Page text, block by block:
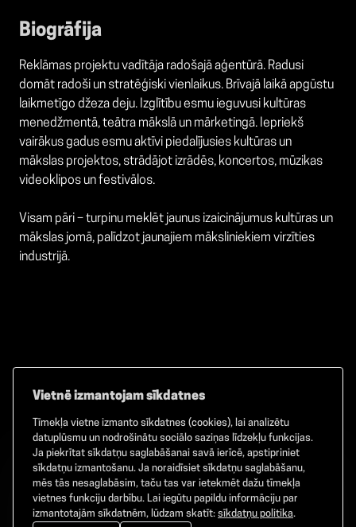
Biogrāfija
Reklāmas projektu vadītāja radošajā aģentūrā. Radusi
domāt radoši un stratēģiski vienlaikus. Brīvajā laikā apgūstu
laikmetīgo džeza deju. Izglītību esmu ieguvusi kultūras
menedžmentā, teātra mākslā un mārketingā. Iepriekš
vairākus gadus esmu aktīvi piedalījusies kultūras un
mākslas projektos, strādājot izrādēs, koncertos, mūzikas
videoklipos un festivālos.
Visam pāri – turpinu meklēt jaunus izaicinājumus kultūras un
mākslas jomā, palīdzot jaunajiem māksliniekiem virzīties
industrijā.
Facebook TikTok Instagram
©2026GAMMA. Visas tiesības aizsargātas.
Vietnē izmantojam sīkdatnes
Tīmekļa vietne izmanto sīkdatnes (cookies), lai analizētu
datuplūsmu un nodrošinātu sociālo saziņas līdzekļu funkcijas.
Ja piekrītat sīkdatņu saglabāšanai savā ierīcē, apstipriniet
sīkdatņu izmantošanu. Ja noraidīsiet sīkdatņu saglabāšanu,
mēs tās nesaglabāsim, taču tas var ietekmēt dažu tīmekļa
vietnes funkciju darbību. Lai iegūtu papildu informāciju par
izmantotajām sīkdatnēm, lūdzam skatīt: sīkdatņu politika.